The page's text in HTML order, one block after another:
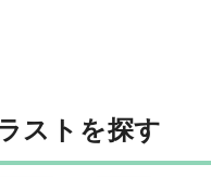
ストを探す